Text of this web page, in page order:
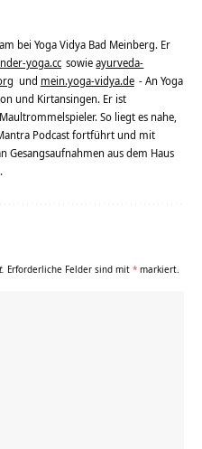
bei Yoga Vidya Bad Meinberg. Er
yoga.cc sowieayurveda-
und mein.yoga-vidya.de - An Yoga
und Kirtansingen. Er ist
So liegt es nahe,
Podcast fortführt und mit
Gesangsaufnahmen aus dem Haus
Erforderliche Felder sind mit * markiert.